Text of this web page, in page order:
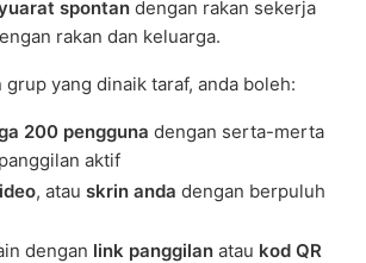
spontan dengan rakan sekerja
rakan dan keluarga.
grup yang dinaik taraf, anda boleh:
200 pengguna dengan serta-merta
aktif
, atau skrin anda dengan berpuluh
dengan link panggilan atau kod QR